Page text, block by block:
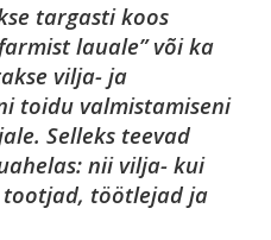
targasti koos
lauale” või ka
vilja- ja
toidu valmistamiseni
Selleks teevad
nii vilja- kui
töötlejad ja